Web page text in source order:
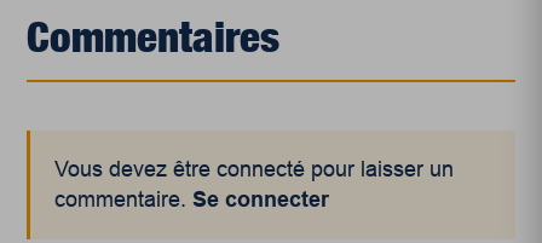
Commentaires
Vous devez être connecté pour laisser un
commentaire.Se connecter